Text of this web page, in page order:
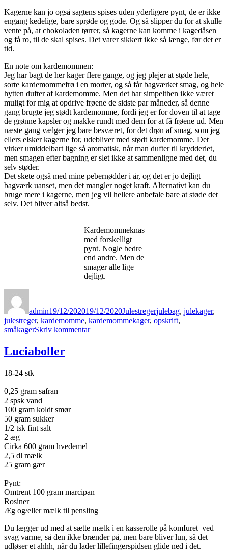
Kagerne kan jo også sagtens spises uden yderligere pynt, de er ikke
engang kedelige, bare sprøde og gode. Og så slipper du for at skulle
vente på, at chokoladen tørrer, så kagerne kan komme i kagedåsen
og få ro, til de skal spises. Det varer sikkert ikke så længe, før det er
tid.
En note om kardemommen:
Jeg har bagt de her kager flere gange, og jeg plejer at støde hele,
sorte kardemommefrø i en morter, og så får bagværket smag, og hele
hytten dufter af kardemomme. Men det har simpelthen ikke været
muligt for mig at opdrive frøene de sidste par måneder, så denne
gang brugte jeg stødt kardemomme, fordi jeg er for doven til at tage
de grønne kapsler og makke rundt med dem for at få frøene ud. Men
næste gang vælger jeg bare besværet, for det drøn af smag, som jeg
ellers elsker kagerne for, udebliver med stødt kardemomme. Det
virker umiddelbart lige så aromatisk, når man dufter til krydderiet,
men smagen efter bagning er slet ikke at sammenligne med det, du
selv støder.
Det skete også med mine pebernødder i år, og det er jo dejligt
bagværk uanset, men det mangler noget kraft. Alternativt kan du
bruge mere i kagerne, men jeg vil hellere anbefale bare at støde det
selv. Det bliver altså bedst.
Kardemommeknas
med forskelligt
pynt. Nogle bedre
end andre. Men de
smager alle lige
dejligt.
admin19/12/202019/12/2020Julestregerjulebag, julekager,
julestreger, kardemomme, kardemommekager, opskrift,
småkagerSkriv kommentartil
Luciaboller
18-24 stk
0,25 gram safran
2 spsk vand
100 gram koldt smør
50 gram sukker
1/2 tsk fint salt
2 æg
Cirka 600 gram hvedemel
2,5 dl mælk
25 gram gær
Pynt:
Omtrent 100 gram marcipan
Rosiner
Æg og/eller mælk til pensling
Du lægger ud med at sætte mælk i en kasserolle på komfuret ved
svag varme, så den ikke brænder på, men bare bliver lun, så det
udløser et ahhh, når du lader lillefingerspidsen glide ned i det.